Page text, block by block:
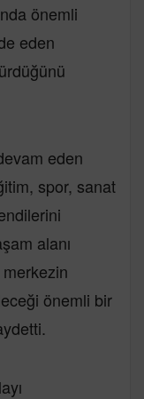
önemli
eden
eden
spor, sanat
alanı
merkezin
önemli bir